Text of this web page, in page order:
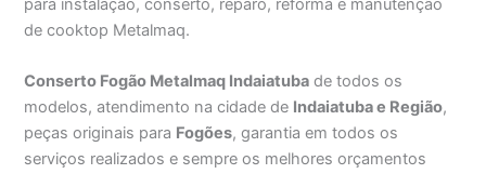
para instalação, conserto, reparo, reforma e manutenção
de cooktop Metalmaq.
Conserto Fogão Metalmaq Indaiatuba de todos os
modelos, atendimento na cidade de Indaiatuba e Região,
peças originais para Fogões, garantia em todos os
serviços realizados e sempre os melhores orçamentos